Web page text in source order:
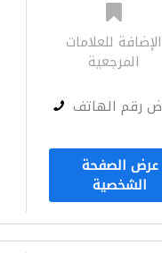
الإضافة للعلامات
المرجعية
رقم الهاتف
عرض الصفحة
الشخصية